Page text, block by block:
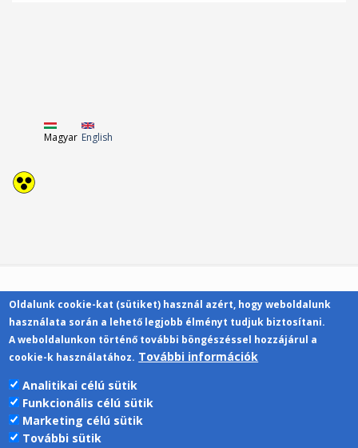
Magyar English
Kapcsolat
Pécsi Tudományegyetem | Kancellária |
Informatikai Igazgatóság 2019.
Oldalunk cookie-kat (sütiket) használ azért, hogy weboldalunk
használata során a lehető legjobb élményt tudjuk biztosítani.
A weboldalunkon történő további böngészéssel hozzájárul a
cookie-k használatához. További információk
Analitikai célú sütik
Funkcionális célú sütik
Marketing célú sütik
További sütik